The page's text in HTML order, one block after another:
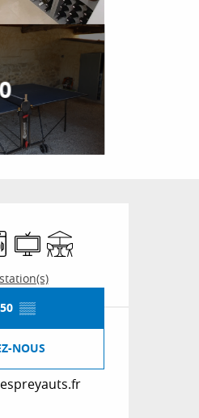
et
vaisselle
Télévision
Terrasse
▒▒
NOUS